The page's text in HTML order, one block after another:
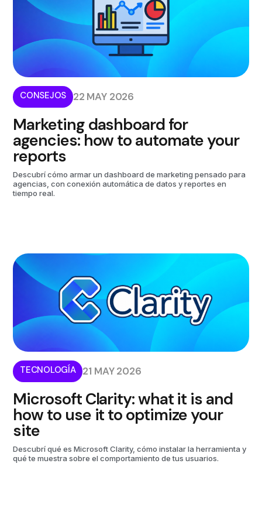
CONSEJOS 22 MAY 2026
Marketing dashboard for
agencies: how to automate your
reports
Descubrí cómo armar un dashboard de marketing pensado para
agencias, con conexión automática de datos y reportes en
tiempo real.
TECNOLOGÍA 21 MAY 2026
Microsoft Clarity: what it is and
how to use it to optimize your
site
Descubrí qué es Microsoft Clarity, cómo instalar la herramienta y
qué te muestra sobre el comportamiento de tus usuarios.